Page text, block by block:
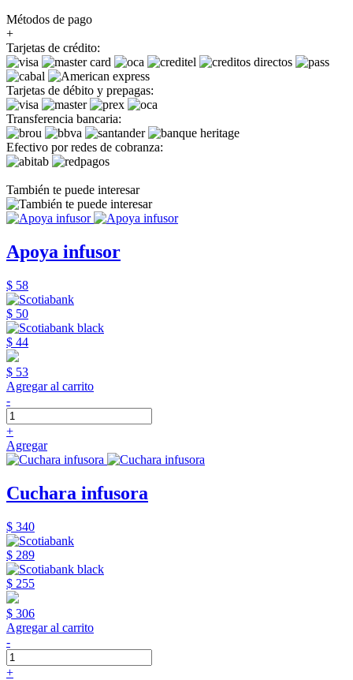
Métodos de pago
+
Tarjetas de crédito:
Tarjetas de débito y prepagas:
Transferencia bancaria:
Efectivo por redes de cobranza:
También te puede interesar
Apoya infusor
$ 58
$ 50
$ 44
$ 53
Agregar al carrito
-
+
Agregar
Cuchara infusora
$ 340
$ 289
$ 255
$ 306
Agregar al carrito
-
+